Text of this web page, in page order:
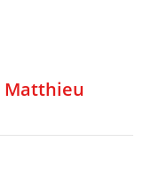
Matthieu